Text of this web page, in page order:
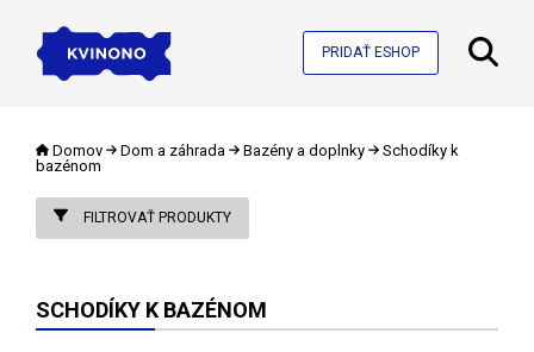
PRIDAŤ ESHOP
Domov Dom a záhrada Bazény a doplnky
Schodíky k
bazénom
FILTROVAŤ PRODUKTY
SCHODÍKY K BAZÉNOM